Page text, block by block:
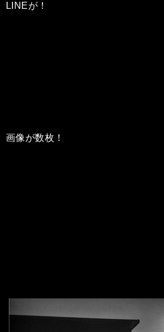
LINEが！
画像が数枚！